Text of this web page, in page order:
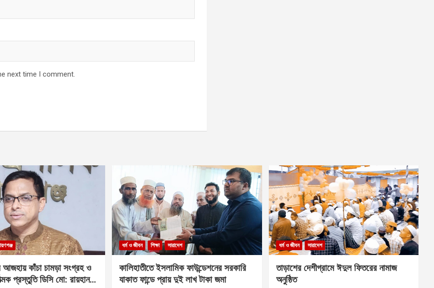
next time I comment.
কাঁচা চামড়া সংগ্রহ ও
প্রস্তুতি ডিসি মো: রায়হান
ধর্ম ও জীবন শিক্ষা সারাদেশ
কালিহাতীতে ইসলামিক ফাউন্ডেশনের সরকারি
যাকাত ফান্ডে প্রায় দুই লাখ টাকা জমা
ধর্ম ও জীবন সারাদেশ
তাড়াশের দেশীগ্রামে ঈদুল ফিতরের নামাজ
অনুষ্ঠিত